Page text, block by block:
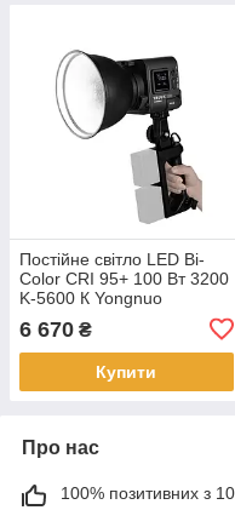
Постійне світло LED Bi-
Color CRI 95+ 100 Вт 3200
K-5600 К Yongnuo
6 670 ₴
Купити
Про нас
100% позитивних з 10